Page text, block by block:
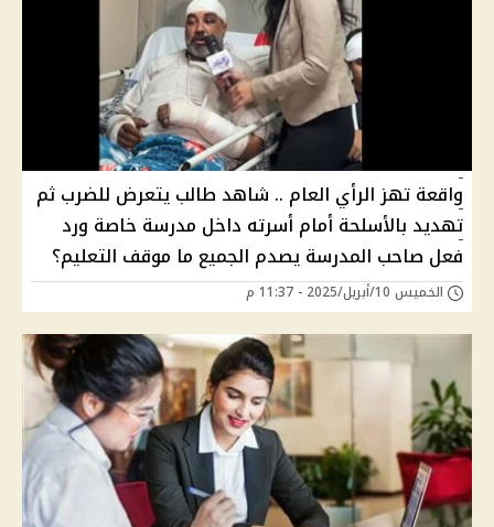
واقعة تهز الرأي العام .. شاهد طالب يتعرض للضرب ثم
تهديد بالأسلحة أمام أسرته داخل مدرسة خاصة ورد
فعل صاحب المدرسة يصدم الجميع ما موقف التعليم؟
الخميس 10/أبريل/2025 - 11:37 م